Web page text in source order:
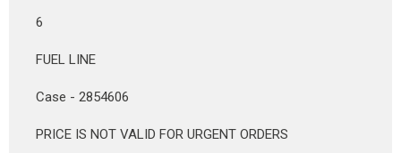
6
FUEL LINE
Case - 2854606
PRICE IS NOT VALID FOR URGENT ORDERS